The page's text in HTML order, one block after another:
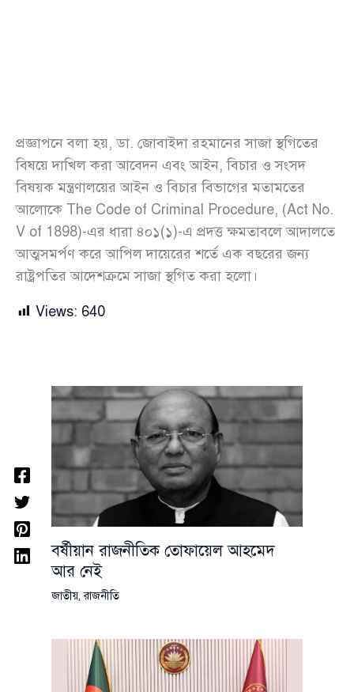
প্রজ্ঞাপনে বলা হয়, ডা. জোবাইদা রহমানের সাজা স্থগিতের
বিষয়ে দাখিল করা আবেদন এবং আইন, বিচার ও সংসদ
বিষয়ক মন্ত্রণালয়ের আইন ও বিচার বিভাগের মতামতের
আলোকে The Code of Criminal Procedure, (Act No.
V of 1898)-এর ধারা ৪০১(১)-এ প্রদত্ত ক্ষমতাবলে আদালতে
আত্মসমর্পণ করে আপিল দায়েরের শর্তে এক বছরের জন্য
রাষ্ট্রপতির আদেশক্রমে সাজা স্থগিত করা হলো।
Views: 640
বর্ষীয়ান রাজনীতিক তোফায়েল আহমেদ
আর নেই
জাতীয়,রাজনীতি